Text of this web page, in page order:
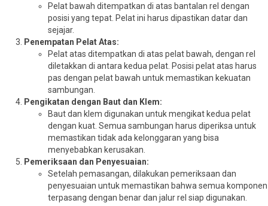
Pelat bawah ditempatkan di atas bantalan rel dengan
posisi yang tepat. Pelat ini harus dipastikan datar dan
sejajar.
Penempatan Pelat Atas:
Pelat atas ditempatkan di atas pelat bawah, dengan rel
diletakkan di antara kedua pelat. Posisi pelat atas harus
pas dengan pelat bawah untuk memastikan kekuatan
sambungan.
Pengikatan dengan Baut dan Klem:
Baut dan klem digunakan untuk mengikat kedua pelat
dengan kuat. Semua sambungan harus diperiksa untuk
memastikan tidak ada kelonggaran yang bisa
menyebabkan kerusakan.
Pemeriksaan dan Penyesuaian:
Setelah pemasangan, dilakukan pemeriksaan dan
penyesuaian untuk memastikan bahwa semua komponen
terpasang dengan benar dan jalur rel siap digunakan.